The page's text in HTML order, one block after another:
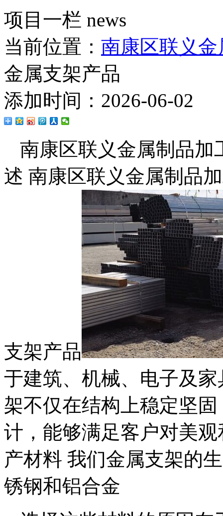
项目一栏 news
当前位置： 南康区联义
金属支架产品
添加时间：2026-06-02
南康区联义金属制品加
述 南康区联义金属制品
支架产品
于建筑、机械、电子及
架不仅在结构上稳定坚
计，能够满足客户对美
产材料 我们金属支架的
锈钢和铝合金